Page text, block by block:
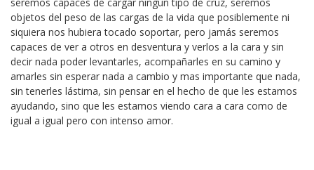
objetos del peso de las cargas de la vida que posiblemente ni
siquiera nos hubiera tocado soportar, pero jamás seremos
capaces de ver a otros en desventura y verlos a la cara y sin
decir nada poder levantarles, acompañarles en su camino y
amarles sin esperar nada a cambio y mas importante que nada,
sin tenerles lástima, sin pensar en el hecho de que les estamos
ayudando, sino que les estamos viendo cara a cara como de
igual a igual pero con intenso amor.